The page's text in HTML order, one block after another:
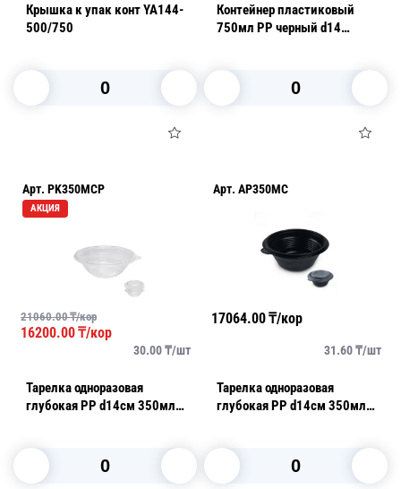
Крышка к упак конт YA144-
500/750
Контейнер пластиковый
750мл PP черный d14
Арт. PK350MCP
АКЦИЯ
21060.00₸/кор
16200.00₸/кор
30.00₸/шт
Тарелка одноразовая
глубокая PP d14см 350мл
Арт. AP350MC
17064.00₸/кор
31.60₸/шт
Тарелка одноразовая
глубокая PP d14см 350мл